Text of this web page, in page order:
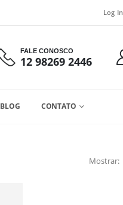
Log In
FALE CONOSCO
12 98269 2446
BLOG CONTATO
Mostrar: